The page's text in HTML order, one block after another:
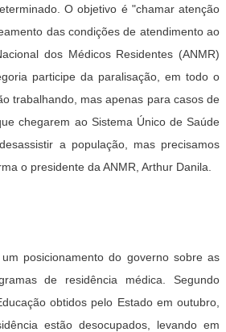
O objetivo é "chamar atenção
das condições de atendimento ao
dos Médicos Residentes (ANMR)
participe da paralisação, em todo o
trabalhando, mas apenas para casos de
chegarem ao Sistema Único de Saúde
a população, mas precisamos
o presidente da ANMR, Arthur Danila.
posicionamento do governo sobre as
de residência médica. Segundo
obtidos pelo Estado em outubro,
estão desocupados, levando em